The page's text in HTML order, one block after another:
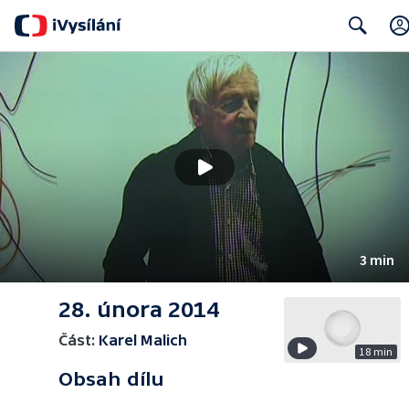
3 min
28. února 2014
Část: Karel Malich
Obsah dílu
18 min